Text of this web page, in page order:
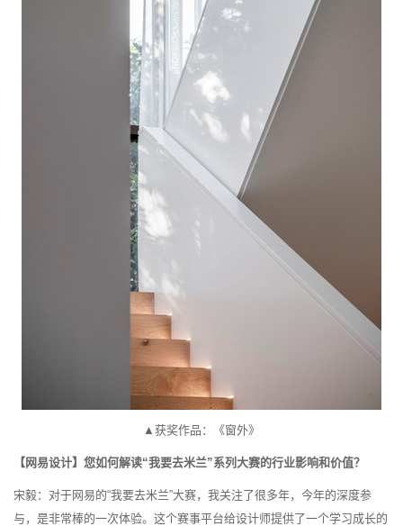
▲获奖作品：《窗外》
【网易设计】您如何解读“我要去米兰”系列大赛的行业影响和价值？
宋毅：对于网易的“我要去米兰”大赛，我关注了很多年，今年的深度参
与，是非常棒的一次体验。这个赛事平台给设计师提供了一个学习成长的